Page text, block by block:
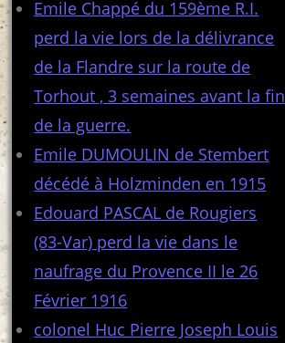
Emile Chappé du 159ème R.I.
perd la vie lors de la délivrance
de la Flandre sur la route de
Torhout , 3 semaines avant la fin
de la guerre.
Emile DUMOULIN de Stembert
décédé à Holzminden en 1915
Edouard PASCAL de Rougiers
(83-Var) perd la vie dans le
naufrage du Provence II le 26
Février 1916
colonel Huc Pierre Joseph Louis